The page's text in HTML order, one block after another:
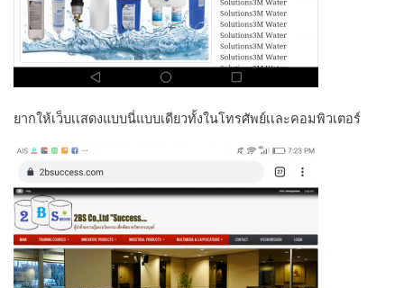
ยากให้เว็บเเสดงแบบนี่แบบเดียวทั้งในโทรศัพย์เเละคอมพิวเตอร์